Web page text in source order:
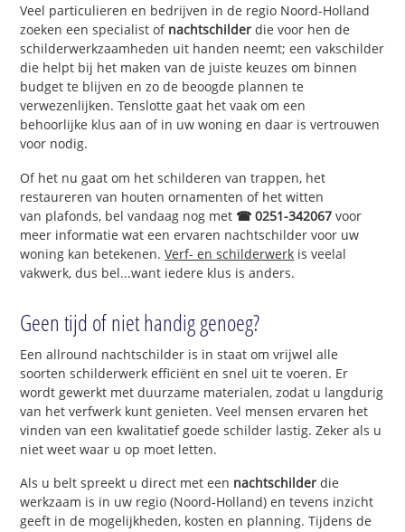
Veel particulieren en bedrijven in de regio Noord-Holland
zoeken een specialist of nachtschilder die voor hen de
schilderwerkzaamheden uit handen neemt; een vakschilder
die helpt bij het maken van de juiste keuzes om binnen
budget te blijven en zo de beoogde plannen te
verwezenlijken. Tenslotte gaat het vaak om een
behoorlijke klus aan of in uw woning en daar is vertrouwen
voor nodig.
Of het nu gaat om het schilderen van trappen, het
restaureren van houten ornamenten of het witten
van plafonds, bel vandaag nog met ☎ 0251-342067 voor
meer informatie wat een ervaren nachtschilder voor uw
woning kan betekenen.Verf- en schilderwerk is veelal
vakwerk, dus bel...want iedere klus is anders.
Geen tijd of niet handig genoeg?
Een allround nachtschilder is in staat om vrijwel alle
soorten schilderwerk efficiënt en snel uit te voeren. Er
wordt gewerkt met duurzame materialen, zodat u langdurig
van het verfwerk kunt genieten. Veel mensen ervaren het
vinden van een kwalitatief goede schilder lastig. Zeker als u
niet weet waar u op moet letten.
Als u belt spreekt u direct met een nachtschilder die
werkzaam is in uw regio (Noord-Holland) en tevens inzicht
geeft in de mogelijkheden, kosten en planning. Tijdens de